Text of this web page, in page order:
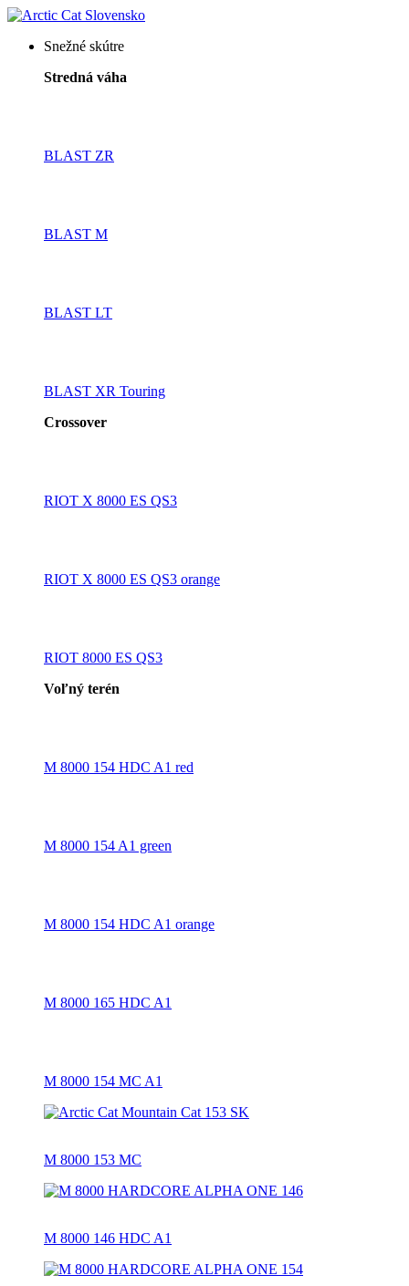
Snežné skútre
Stredná váha
BLAST ZR
BLAST M
BLAST LT
BLAST XR Touring
Crossover
RIOT X 8000 ES QS3
RIOT X 8000 ES QS3 orange
RIOT 8000 ES QS3
Voľný terén
M 8000 154 HDC A1 red
M 8000 154 A1 green
M 8000 154 HDC A1 orange
M 8000 165 HDC A1
M 8000 154 MC A1
M 8000 153 MC
M 8000 146 HDC A1